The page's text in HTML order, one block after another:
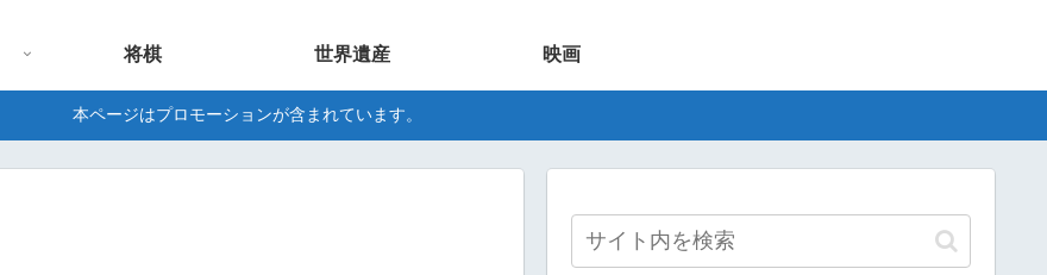
将棋 世界遺産 映画
本ページはプロモーションが含まれています。